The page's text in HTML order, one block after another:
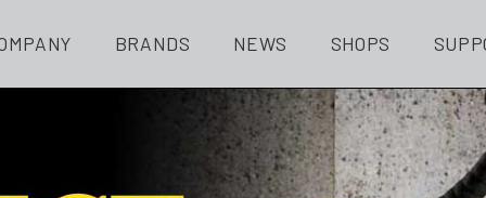
BRANDS NEWS SHOPS